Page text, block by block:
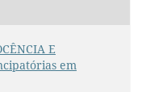
E
em